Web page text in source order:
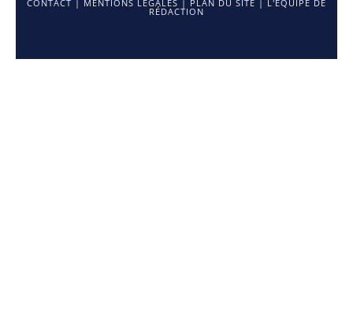
CONTACT | MENTIONS LÉGALES | PLAN DU SITE | L'ÉQUIPE DE
RÉDACTION